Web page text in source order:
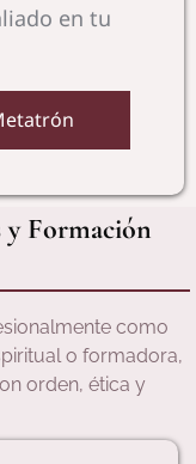
en tu
Formación
como
o formadora,
orden, ética y